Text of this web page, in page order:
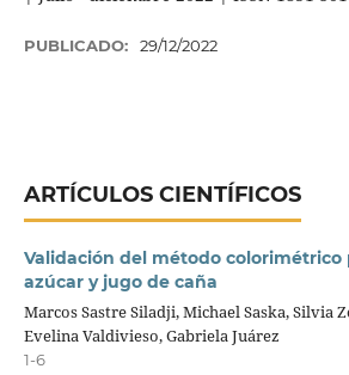
PUBLICADO: 29/12/2022
ARTÍCULOS CIENTÍFICOS
Validación del método colorimétrico
azúcar y jugo de caña
Marcos Sastre Siladji, Michael Saska, Silvia
Evelina Valdivieso, Gabriela Juárez
1-6